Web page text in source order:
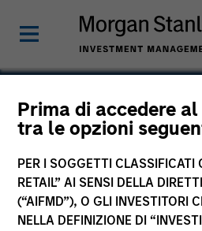
Prima di accedere
tra le opzioni
PER I SOGGETTI CLASSIFICATI
RETAIL” AI SENSI DELLA
(“AIFMD”), O GLI INVESTITORI
NELLA DEFINIZIONE DI
Robert R.
CFA
Managing Director